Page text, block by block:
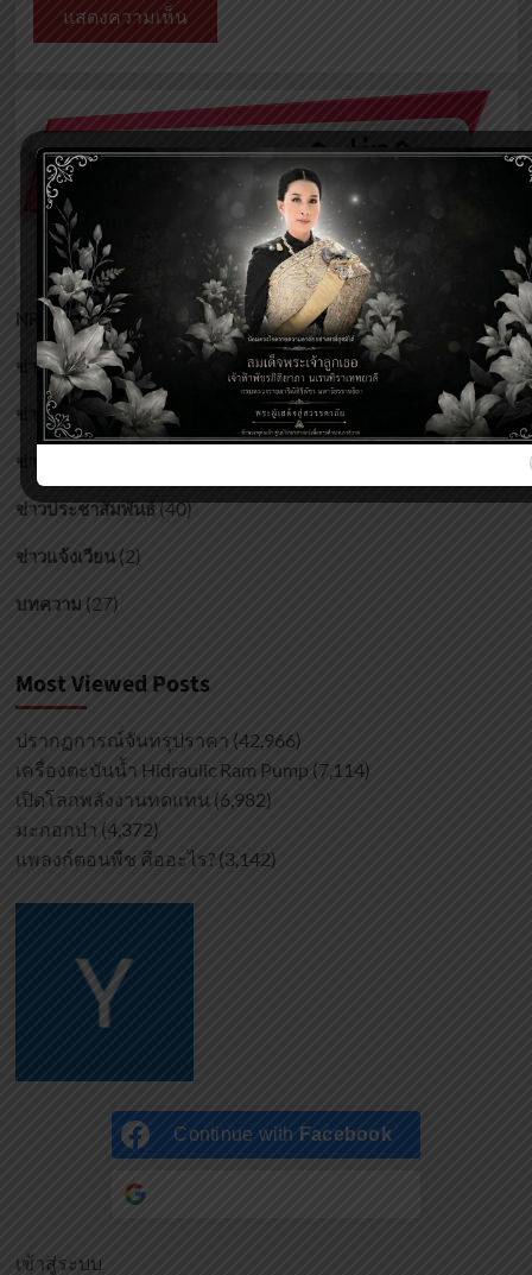
NRSC(17)
ข่าวกิจกรรมศูนย์ฯ (173)
ข่าวงานบริหารและบุคลากร (216)
ข่าวจัดซื้อ/จัดจ้าง
ข่าวประชาสัมพันธ์(40)
ข่าวแจ้งเวียน(2)
บทความ (27)
Most Viewed Posts
ปรากฏการณ์จันทรุปราคา (42,966)
เครื่องตะบันน้ำ Hidraulic Ram Pump (7,114)
เปิดโลกพลังงานทดแทน (6,982)
มะกอกป่า (4,372)
แพลงก์ตอนพืช คืออะไร? (3,142)
Continue with Facebook
เข้าสู่ระบบ